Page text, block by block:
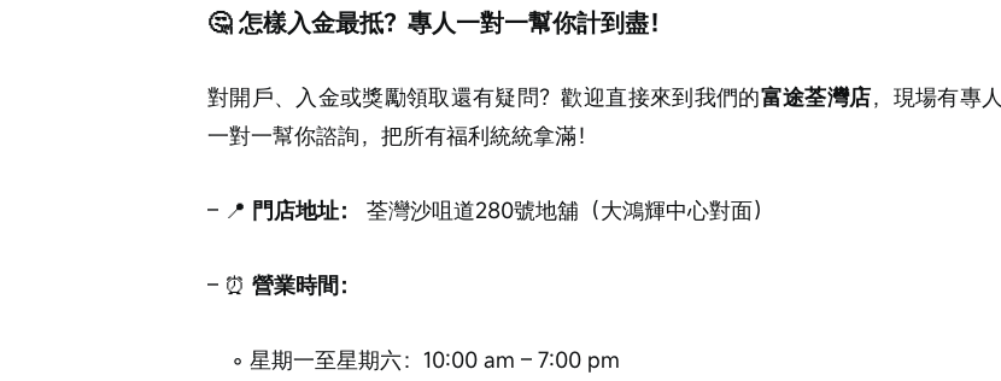
🤔 怎樣入金最抵？專人一對一幫你計到盡！
對開戶、入金或獎勵領取還有疑問？歡迎直接來到我們的富途荃灣店，現場有專人
一對一幫你諮詢，把所有福利統統拿滿！
– 📍 門店地址： 荃灣沙咀道280號地舖（大鴻輝中心對面）
– ⏰ 營業時間：
◦ 星期一至星期六：10:00 am – 7:00 pm